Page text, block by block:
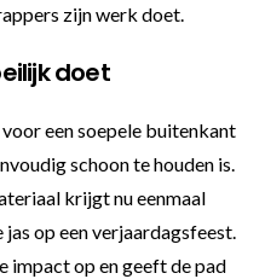
zijn werk doet.
doet
een soepele buitenkant
schoon te houden is.
krijgt nu eenmaal
op een verjaardagsfeest.
impact op en geeft de pad